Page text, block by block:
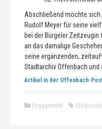
Abschließend möchte sich
Rudolf Meyer für seine
bei der Bürgeler
an das damalige
seine ergänzenden,
Stadtarchiv Offenbach und
Artikel in der Offenbach-
Engagement